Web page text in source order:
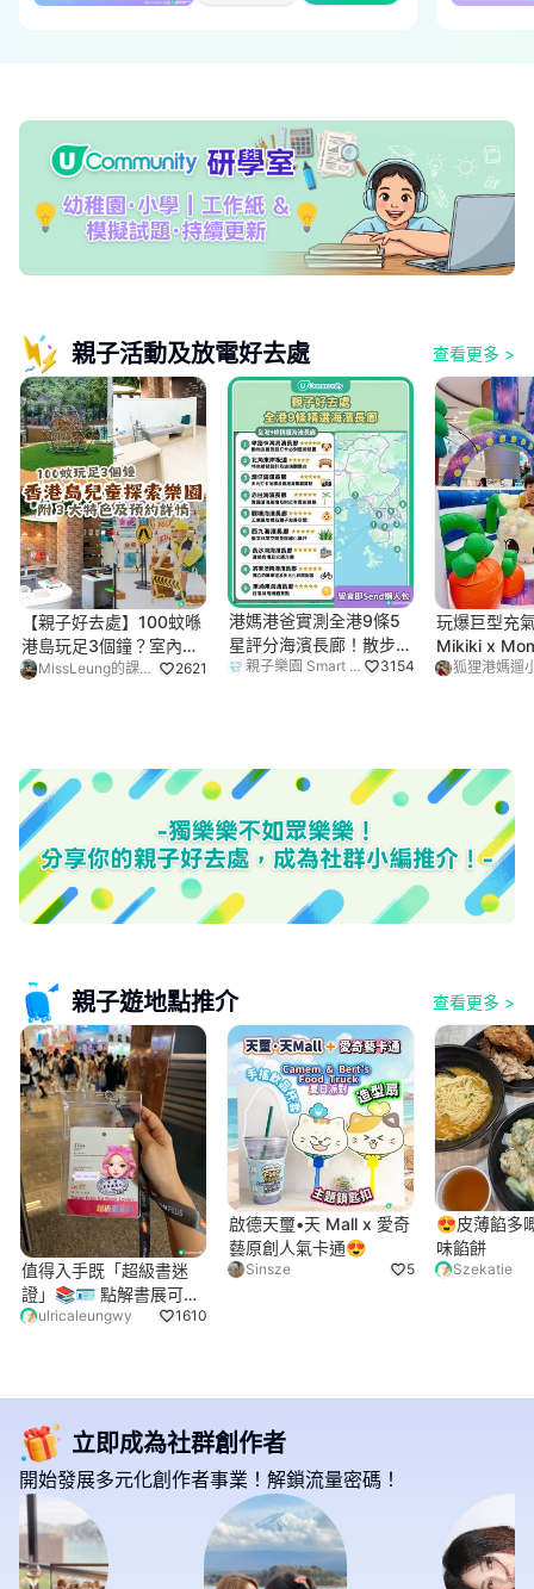
親子活動及放電好去處 查看更多 >
【親子好去處】100蚊喺
港島玩足3個鐘？室內、
戶外兼備！小朋友玩到唔
MissLeung的課後日常 2621
港媽港爸實測全港9條5
星評分海濱長廊！散步外
可以嘆咖啡、仲有打卡
親子樂園 Smart Kids 3154
玩爆巨型充
Mikiki x
親子遊地點推介 查看更多 >
值得入手既「超級書迷
證」📚🪪 點解書展可以
咁多野玩？！
ulricaleungwy 1610
啟德天璽•天 Mall x 愛奇
藝原創人氣卡通😍
Sinsze 5
😍皮薄餡多
味餡餅
Szekatie
立即成為社群創作者
開始發展多元化創作者事業！解鎖流量密碼！